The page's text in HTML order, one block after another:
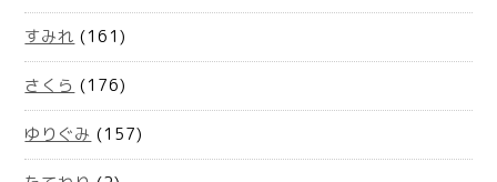
すみれ (161)
さくら (176)
ゆりぐみ (157)